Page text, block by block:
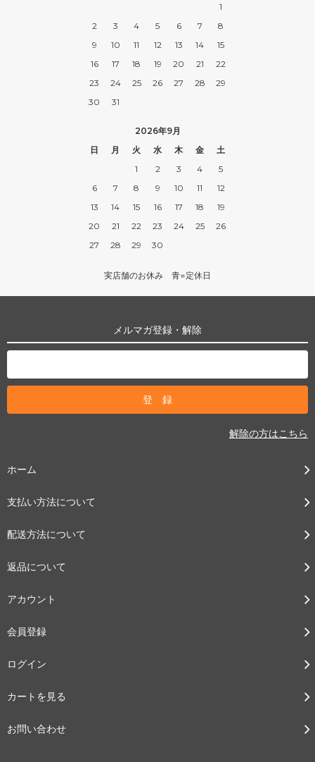
1
2
3 4 5 6 7
8
9
10 11 12 13 14
15
16
17 18 19 20 21
22
23
24 25 26 27 28
29
30
31
2026年9月
日
月 火 水 木 金
土
1
2 3 4
5
6
7 8 9 10 11
12
13
14 15 16 17 18
19
20
21 22 23 24 25
26
27
28 29 30
実店舗のお休み 青=定休日
メルマガ登録・解除
解除の方はこちら
ホーム
支払い方法について
配送方法について
返品について
アカウント
会員登録
ログイン
カートを見る
お問い合わせ